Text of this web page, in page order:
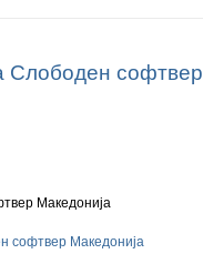
Слободен
Македонија
софтвер Македонија